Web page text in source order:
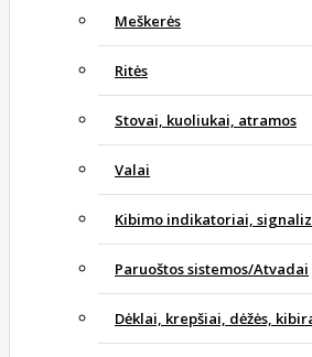
Meškerės
Ritės
Stovai, kuoliukai, atramos
Valai
Kibimo indikatoriai,
Paruoštos sistemos/Atvadai
Dėklai, krepšiai, dėžės,